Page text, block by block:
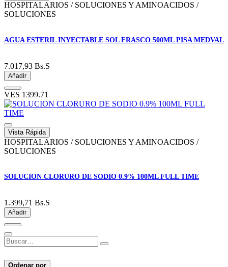
HOSPITALARIOS / SOLUCIONES Y AMINOACIDOS /
SOLUCIONES
AGUA ESTERIL INYECTABLE SOL FRASCO 500ML PISA MEDVAL
7.017,93 Bs.S
Añadir
VES 1399.71
Vista Rápida
HOSPITALARIOS / SOLUCIONES Y AMINOACIDOS /
SOLUCIONES
SOLUCION CLORURO DE SODIO 0.9% 100ML FULL TIME
1.399,71 Bs.S
Añadir
Ordenar por